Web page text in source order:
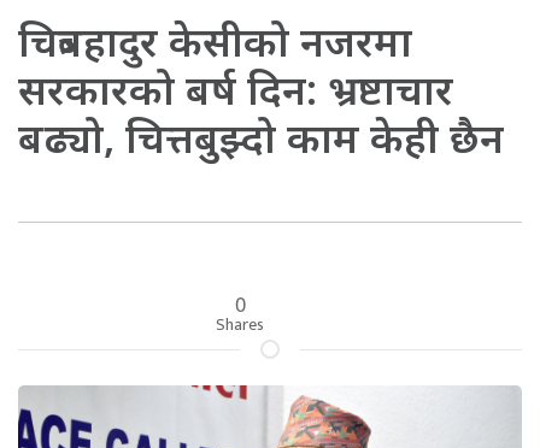
चित्रबहादुर केसीको नजरमा
सरकारको बर्ष दिन: भ्रष्टाचार
बढ्यो, चित्तबुझ्दो काम केही छैन
0
Shares